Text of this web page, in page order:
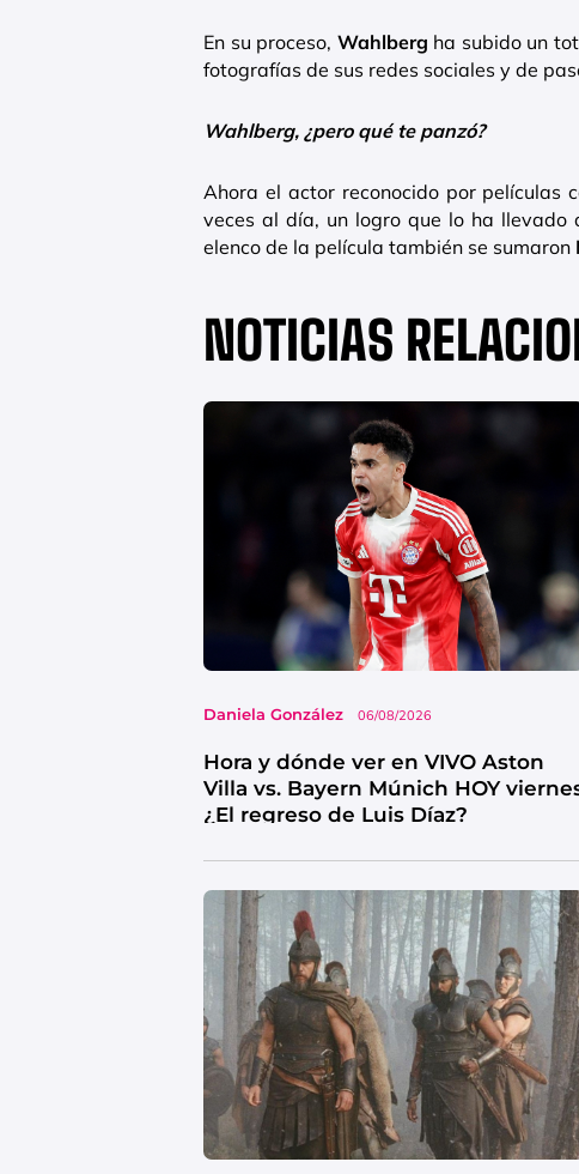
En su proceso, Wahlberg ha subido un
fotografías de sus redes sociales y de
Wahlberg, ¿pero qué te panzó?
Ahora el actor reconocido por películas
veces al día, un logro que lo ha
elenco de la película también se sumaron
NOTICIAS
Daniela González 06/08/2026
Hora y dónde ver en VIVO Aston
Villa vs. Bayern Múnich HOY
¿El regreso de Luis Díaz?